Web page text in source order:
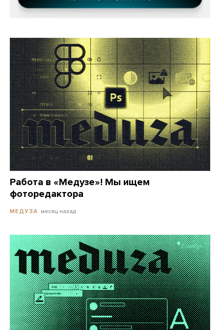
Работа в «Медузе»! Мы ищем
фоторедактора
МЕДУЗА месяц назад